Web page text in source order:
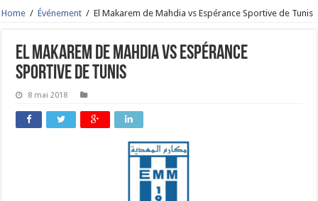
Home / Événement / El Makarem de Mahdia vs Espérance Sportive de Tunis
El Makarem de Mahdia vs Espérance
Sportive de Tunis
8 mai 2018